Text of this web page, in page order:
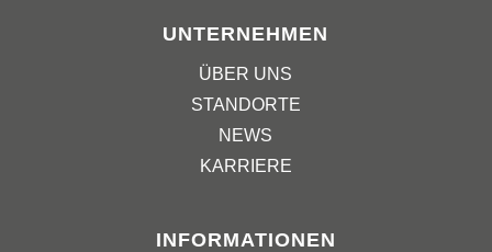
UNTERNEHMEN
ÜBER UNS
STANDORTE
NEWS
KARRIERE
INFORMATIONEN